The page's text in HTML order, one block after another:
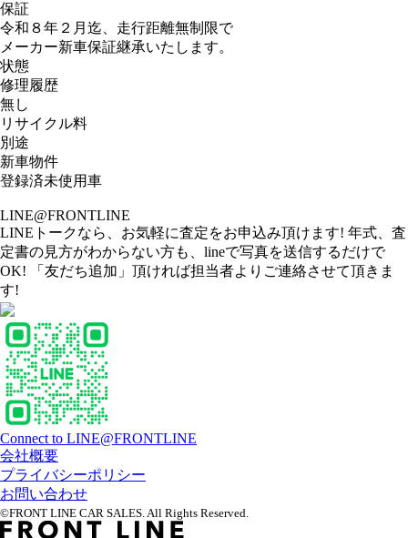
保証
令和８年２月迄、走行距離無制限で
メーカー新車保証継承いたします。
状態
修理履歴
無し
リサイクル料
別途
新車物件
登録済未使用車
LINE@FRONTLINE
LINEトークなら、お気軽に査定をお申込み頂けます! 年式、査
定書の見方がわからない方も、lineで写真を送信するだけで
OK! 「友だち追加」頂ければ担当者よりご連絡させて頂きま
す!
Connect to LINE@FRONTLINE
会社概要
プライバシーポリシー
お問い合わせ
©FRONT LINE CAR SALES. All Rights Reserved.